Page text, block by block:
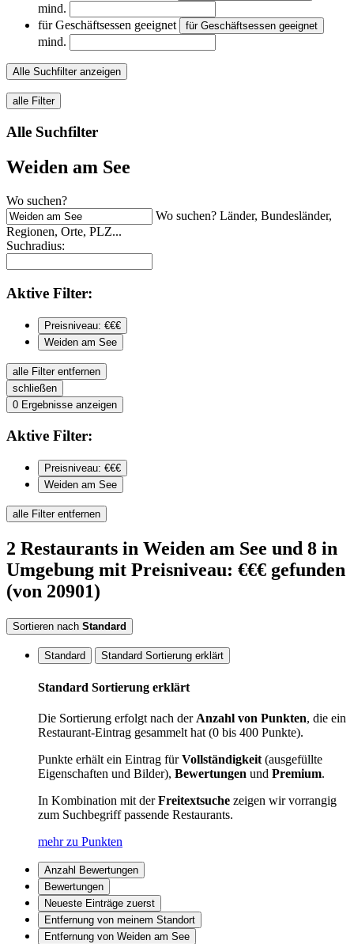
mind.
für Geschäftsessen geeignet
für Geschäftsessen geeignet
mind.
Alle Suchfilter anzeigen
alle Filter
Alle Suchfilter
Weiden am See
Wo suchen?
Wo suchen? Länder, Bundesländer,
Regionen, Orte, PLZ...
Suchradius:
Aktive Filter:
Preisniveau: €€€
Weiden am See
alle Filter entfernen
schließen
0 Ergebnisse anzeigen
Aktive Filter:
Preisniveau: €€€
Weiden am See
alle Filter entfernen
2 Restaurants in Weiden am See und 8 in
Umgebung mit Preisniveau: €€€ gefunden
(von 20901)
Sortieren nach Standard
Standard Standard Sortierung erklärt
Standard Sortierung erklärt
Die Sortierung erfolgt nach derAnzahl von Punkten, die ein
Restaurant-Eintrag gesammelt hat (0 bis 400 Punkte).
Punkte erhält ein Eintrag fürVollständigkeit(ausgefüllte
Eigenschaften und Bilder), Bewertungen und Premium.
In Kombination mit derFreitextsuche zeigen wir vorrangig
zum Suchbegriff passende Restaurants.
mehr zu Punkten
Anzahl Bewertungen
Bewertungen
Neueste Einträge zuerst
Entfernung von meinem Standort
Entfernung von Weiden am See